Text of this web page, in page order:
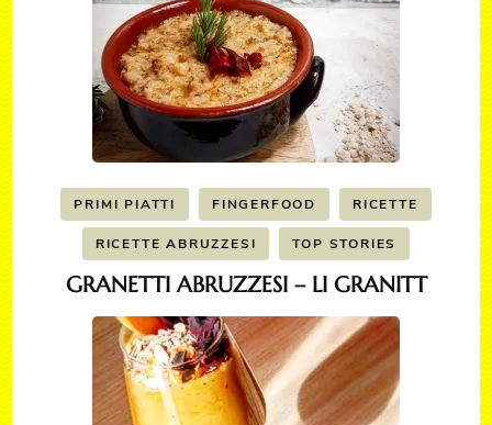
PRIMI PIATTI FINGERFOOD RICETTE
RICETTE ABRUZZESI TOP STORIES
GRANETTI ABRUZZESI – LI GRANITT